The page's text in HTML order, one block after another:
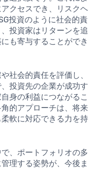
クセスでき、リスクヘ
投資のように社会的責
投資家はリターンを追
も寄与することができ
社会的責任を評価し、
投資先の企業が成功す
身の利益につながるこ
的アプローチは、将来
軟に対応できる力を持
、ポートフォリオの多
理する姿勢が、今後ま